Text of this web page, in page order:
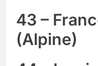
43 –
(Alpine)